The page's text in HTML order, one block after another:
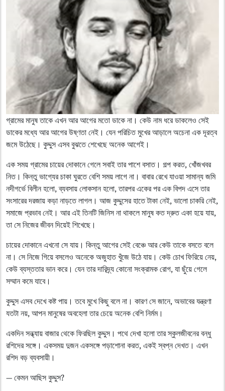
গ্রামের মানুষ তাকে এখন আর আগের মতো ডাকে না। কেউ নাম ধরে ডাকলেও সেই
ডাকের মধ্যে আর আগের উষ্ণতা নেই। যেন পরিচিত মুখের আড়ালে অচেনা এক দূরত্ব
জমে উঠেছে। কুদ্দুস এসব বুঝতে শেখেছে অনেক আগেই।
এক সময় গ্রামের চায়ের দোকানে গেলে সবাই তার পাশে বসাত। গল্প করত, খোঁজখবর
নিত। কিন্তু ভাগ্যের চাকা ঘুরতে বেশি সময় লাগে না। বাবার রেখে যাওয়া সামান্য জমি
নদীগর্ভে বিলীন হলো, ব্যবসায় লোকসান হলো, তারপর একের পর এক বিপদ এসে তার
সংসারের দরজায় কড়া নাড়তে লাগল। আজ কুদ্দুসের হাতে টাকা নেই, ভালো চাকরি নেই,
সমাজে প্রভাব নেই। আর এই তিনটি জিনিস না থাকলে মানুষ কত দ্রুত একা হয়ে যায়,
তা সে নিজের জীবন দিয়েই শিখেছে।
চায়ের দোকানে এখনো সে যায়। কিন্তু আগের সেই বেঞ্চে আর কেউ তাকে বসতে বলে
না। সে নিজে গিয়ে বসলেও অনেকে অজুহাত খুঁজে উঠে যায়। কেউ চোখ ফিরিয়ে নেয়,
কেউ ব্যস্ততার ভান করে। যেন তার দারিদ্র্য কোনো সংক্রামক রোগ, যা ছুঁয়ে গেলে
সম্মান কমে যাবে।
কুদ্দুস এসব দেখে কষ্ট পায়। তবে মুখে কিছু বলে না। কারণ সে জানে, অভাবের যন্ত্রণা
যতটা নয়, আপন মানুষের অবহেলা তার চেয়ে অনেক বেশি নির্মম।
একদিন সন্ধ্যায় বাজার থেকে ফিরছিল কুদ্দুস। পথে দেখা হলো তার স্কুলজীবনের বন্ধু
রশিদের সঙ্গে। একসময় দুজন একসঙ্গে পড়াশোনা করত, একই স্বপ্ন দেখত। এখন
রশিদ বড় ব্যবসায়ী।
— কেমন আছিস কুদ্দুস?